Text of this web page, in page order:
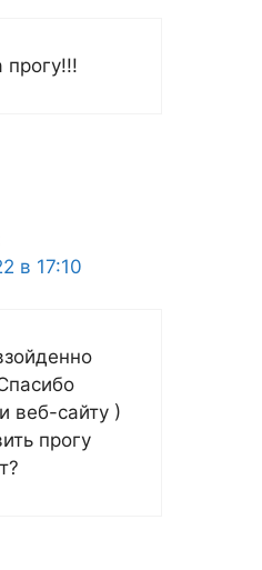
прогу!!!
в 17:10
веб-сайту )
прогу